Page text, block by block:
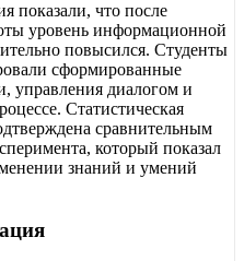
показали, что после
уровень информационной
повысился. Студенты
сформированные
управления диалогом и
Статистическая
сравнительным
который показал
знаний и умений